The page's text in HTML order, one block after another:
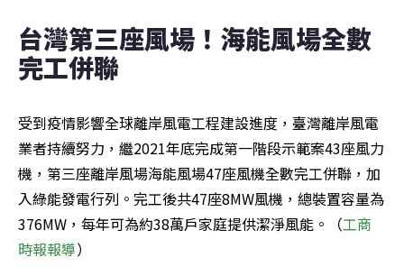
台灣第三座風場！海能風場全數
完工併聯
受到疫情影響全球離岸風電工程建設進度，臺灣離岸風電
業者持續努力，繼2021年底完成第一階段示範案43座風力
機，第三座離岸風場海能風場47座風機全數完工併聯，加
入綠能發電行列。完工後共47座8MW風機，總裝置容量為
376MW，每年可為約38萬戶家庭提供潔淨風能。（工商
時報報導）